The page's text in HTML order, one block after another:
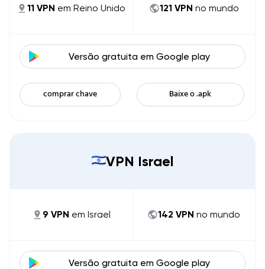
11 VPN emReino Unido 121 VPN no mundo
Versão gratuita em Google play
comprar chave Baixe o .apk
VPN Israel
9 VPN em Israel 142 VPN no mundo
Versão gratuita em Google play